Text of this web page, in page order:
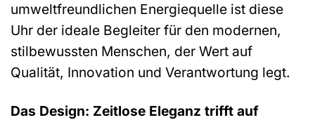
umweltfreundlichen Energiequelle ist diese
Uhr der ideale Begleiter für den modernen,
stilbewussten Menschen, der Wert auf
Qualität, Innovation und Verantwortung legt.
Das Design: Zeitlose Eleganz trifft auf